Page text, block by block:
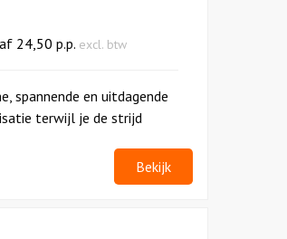
24,50 p.p. excl. btw
spannende en uitdagende
terwijl je de strijd
Bekijk